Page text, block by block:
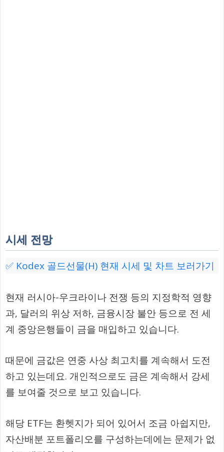
시세 전망
✅ Kodex 골드선물(H) 현재 시세 및 차트 보러가기
현재 러시아-우크라이나 전쟁 등의 지정학적 영향
과, 달러의 위상 저하, 금융시장 불안 등으로 전 세
계 중앙은행들이 금을 매입하고 있습니다.
때문에 금값은 연중 사상 최고치를 계속해서 도전
하고 있는데요. 개인적으로도 금은 계속해서 강세
를 보여줄 것으로 보고 있습니다.
해당 ETF는 환헷지가 되어 있어서 조금 아쉽지만,
자산배분 포트폴리오를 구성하는데에는 문제가 없